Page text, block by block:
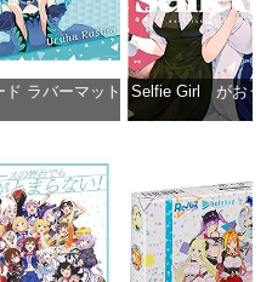
装済み完成品フィギュア PP942
ド ラバーマットコレクション
Selfie Girl がおう